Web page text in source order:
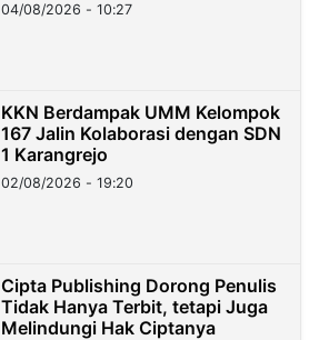
04/08/2026 - 10:27
KKN Berdampak UMM Kelompok
167 Jalin Kolaborasi dengan SDN
1 Karangrejo
02/08/2026 - 19:20
Cipta Publishing Dorong Penulis
Tidak Hanya Terbit, tetapi Juga
Melindungi Hak Ciptanya